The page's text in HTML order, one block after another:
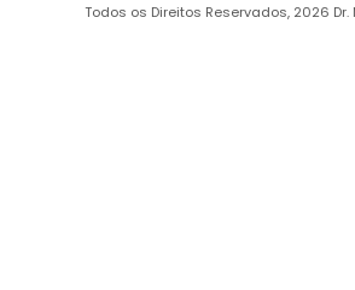
Todos os Direitos Reservados, 2026